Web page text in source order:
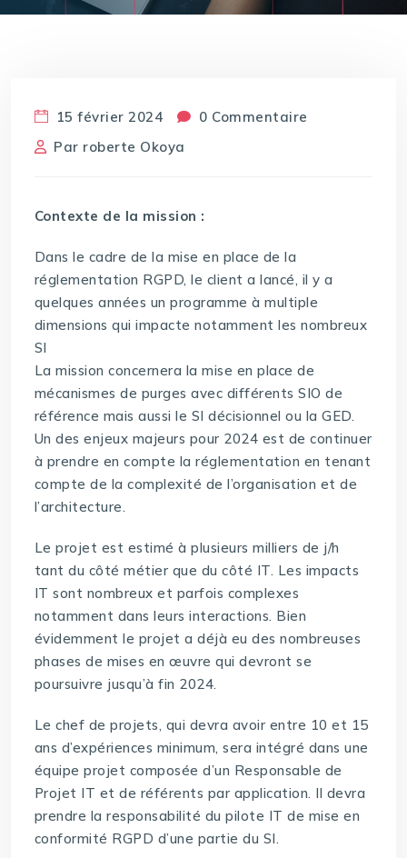
15 février 2024
0 Commentaire
Par roberte Okoya
Contexte de la mission :
Dans le cadre de la mise en place de la
réglementation RGPD, le client a lancé, il y a
quelques années un programme à multiple
dimensions qui impacte notamment les nombreux
SI
La mission concernera la mise en place de
mécanismes de purges avec différents SIO de
référence mais aussi le SI décisionnel ou la GED.
Un des enjeux majeurs pour 2024 est de continuer
à prendre en compte la réglementation en tenant
compte de la complexité de l’organisation et de
l’architecture.
Le projet est estimé à plusieurs milliers de j/h
tant du côté métier que du côté IT. Les impacts
IT sont nombreux et parfois complexes
notamment dans leurs interactions. Bien
évidemment le projet a déjà eu des nombreuses
phases de mises en œuvre qui devront se
poursuivre jusqu’à fin 2024.
Le chef de projets, qui devra avoir entre 10 et 15
ans d’expériences minimum, sera intégré dans une
équipe projet composée d’un Responsable de
Projet IT et de référents par application. Il devra
prendre la responsabilité du pilote IT de mise en
conformité RGPD d’une partie du SI.